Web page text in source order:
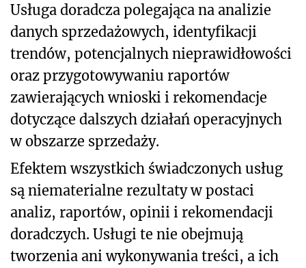
Usługa doradcza polegająca na analizie
danych sprzedażowych, identyfikacji
trendów, potencjalnych nieprawidłowości
oraz przygotowywaniu raportów
zawierających wnioski i rekomendacje
dotyczące dalszych działań operacyjnych
w obszarze sprzedaży.
Efektem wszystkich świadczonych usług
są niematerialne rezultaty w postaci
analiz, raportów, opinii i rekomendacji
doradczych. Usługi te nie obejmują
tworzenia ani wykonywania treści, a ich